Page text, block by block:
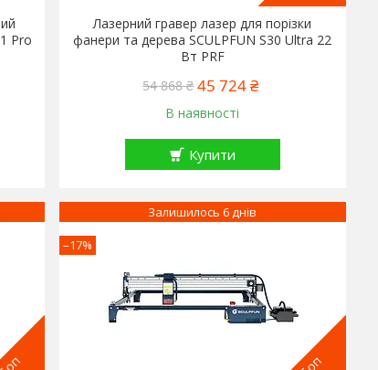
Pro
Лазерний гравер лазер для порізки
фанери та дерева SCULPFUN S30 Ultra 22
Вт PRF
54 868 ₴ 45 724 ₴
В наявності
Купити
–17%
Залишилось 6 днів